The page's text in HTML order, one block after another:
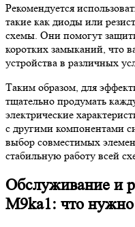
Рекомендуется
такие как диоды или
схемы. Они помогут
коротких замыканий, что
устройства в различных
Таким образом, для
тщательно продумать
электрические
с другими компонентами
выбор совместимых
стабильную работу всей
Обслуживание и
M9ka1: что нужно